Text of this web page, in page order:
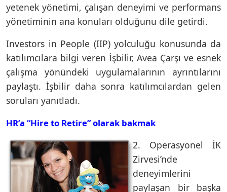
yetenek yönetimi, çalışan deneyimi ve performans
yönetiminin ana konuları olduğunu dile getirdi.
Investors in People (IIP) yolculuğu konusunda da
katılımcılara bilgi veren İşbilir, Avea Çarşı ve esnek
çalışma yönündeki uygulamalarının ayrıntılarını
paylaştı. İşbilir daha sonra katılımcılardan gelen
soruları yanıtladı.
HR’a “Hire to Retire” olarak bakmak
2. Operasyonel İK
Zirvesi’nde
deneyimlerini
paylaşan bir başka